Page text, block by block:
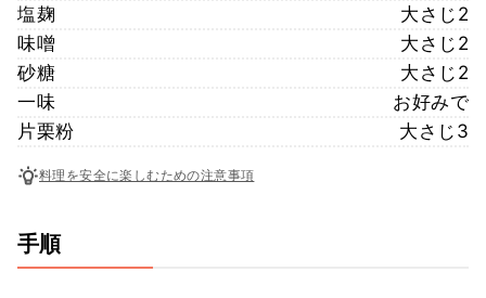
塩麹
大さじ2
味噌
大さじ2
砂糖
大さじ2
一味
お好みで
片栗粉
大さじ3
料理を安全に楽しむための注意事項
手順